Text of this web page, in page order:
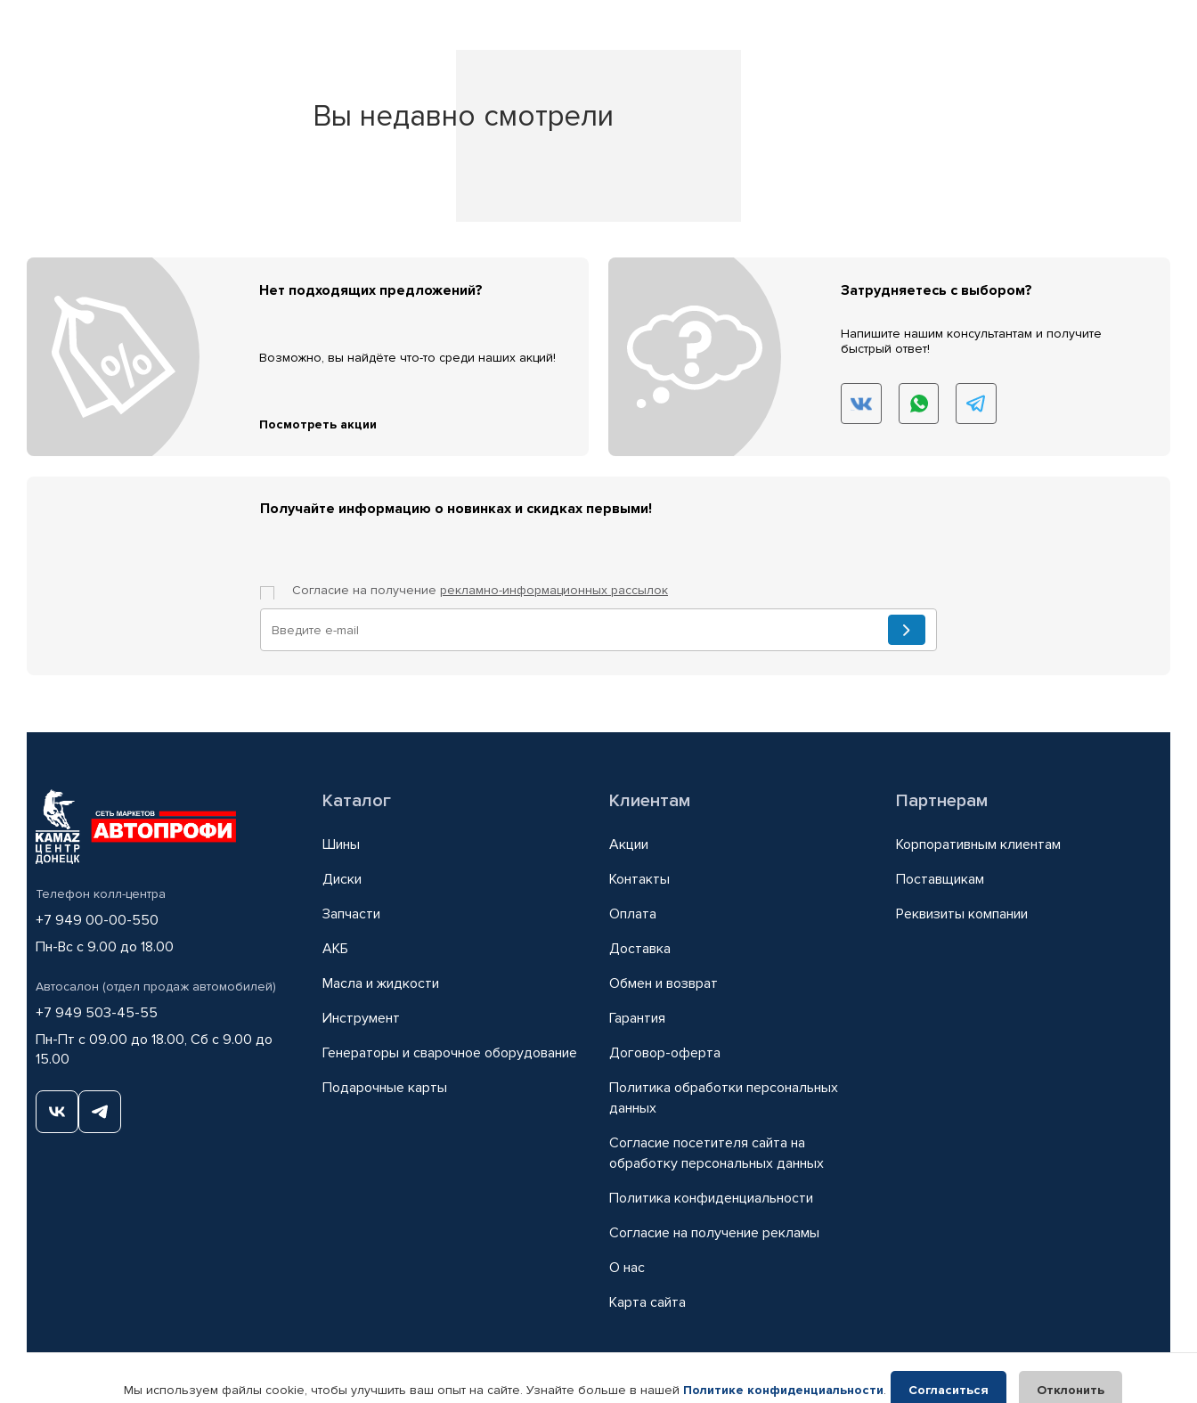
Вы недавно смотрели
Нет подходящих предложений?
Возможно, вы найдёте что-то среди наших акций!
Посмотреть акции
Затрудняетесь с выбором?
Напишите нашим консультантам и получите
быстрый ответ!
Получайте информацию о новинках и скидках первыми!
Согласие на получение рекламно-информационных рассылок
Телефон колл-центра
+7 949 00-00-550
Пн-Вс с 9.00 до 18.00
Автосалон (отдел продаж автомобилей)
+7 949 503-45-55
Пн-Пт с 09.00 до 18.00, Сб с 9.00 до
15.00
Каталог
Шины
Диски
Запчасти
АКБ
Масла и жидкости
Инструмент
Генераторы и сварочное оборудование
Подарочные карты
Клиентам
Акции
Контакты
Оплата
Доставка
Обмен и возврат
Гарантия
Договор-оферта
Политика обработки персональных
данных
Согласие посетителя сайта на
обработку персональных данных
Политика конфиденциальности
Согласие на получение рекламы
О нас
Карта сайта
Партнерам
Корпоративным клиентам
Поставщикам
Реквизиты компании
© КАМАЗ ЦЕНТР ДОНЕЦК, 2015-2026. Все права защищены. Интернет-магазин автомобильных товаров Автопрофи.
Мы используем файлы cookie, чтобы улучшить ваш опыт на сайте. Узнайте больше в нашей Политике конфиденциальности. Согласиться Отклонить